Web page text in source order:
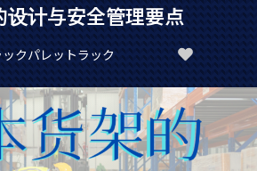
设计与安全管理要点
クパレットラック